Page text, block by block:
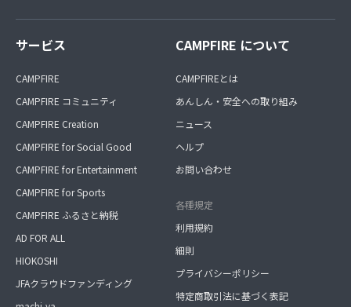
サービス
CAMPFIRE
CAMPFIRE コミュニティ
CAMPFIRE Creation
CAMPFIRE for Social Good
CAMPFIRE for Entertainment
CAMPFIRE for Sports
CAMPFIRE ふるさと納税
AD FOR ALL
HIOKOSHI
JFAクラウドファンディング
CAMPFIRE について
CAMPFIREとは
あんしん・安全への取り組み
ニュース
ヘルプ
お問い合わせ
各種規定
利用規約
細則
プライバシーポリシー
特定商取引法に基づく表記